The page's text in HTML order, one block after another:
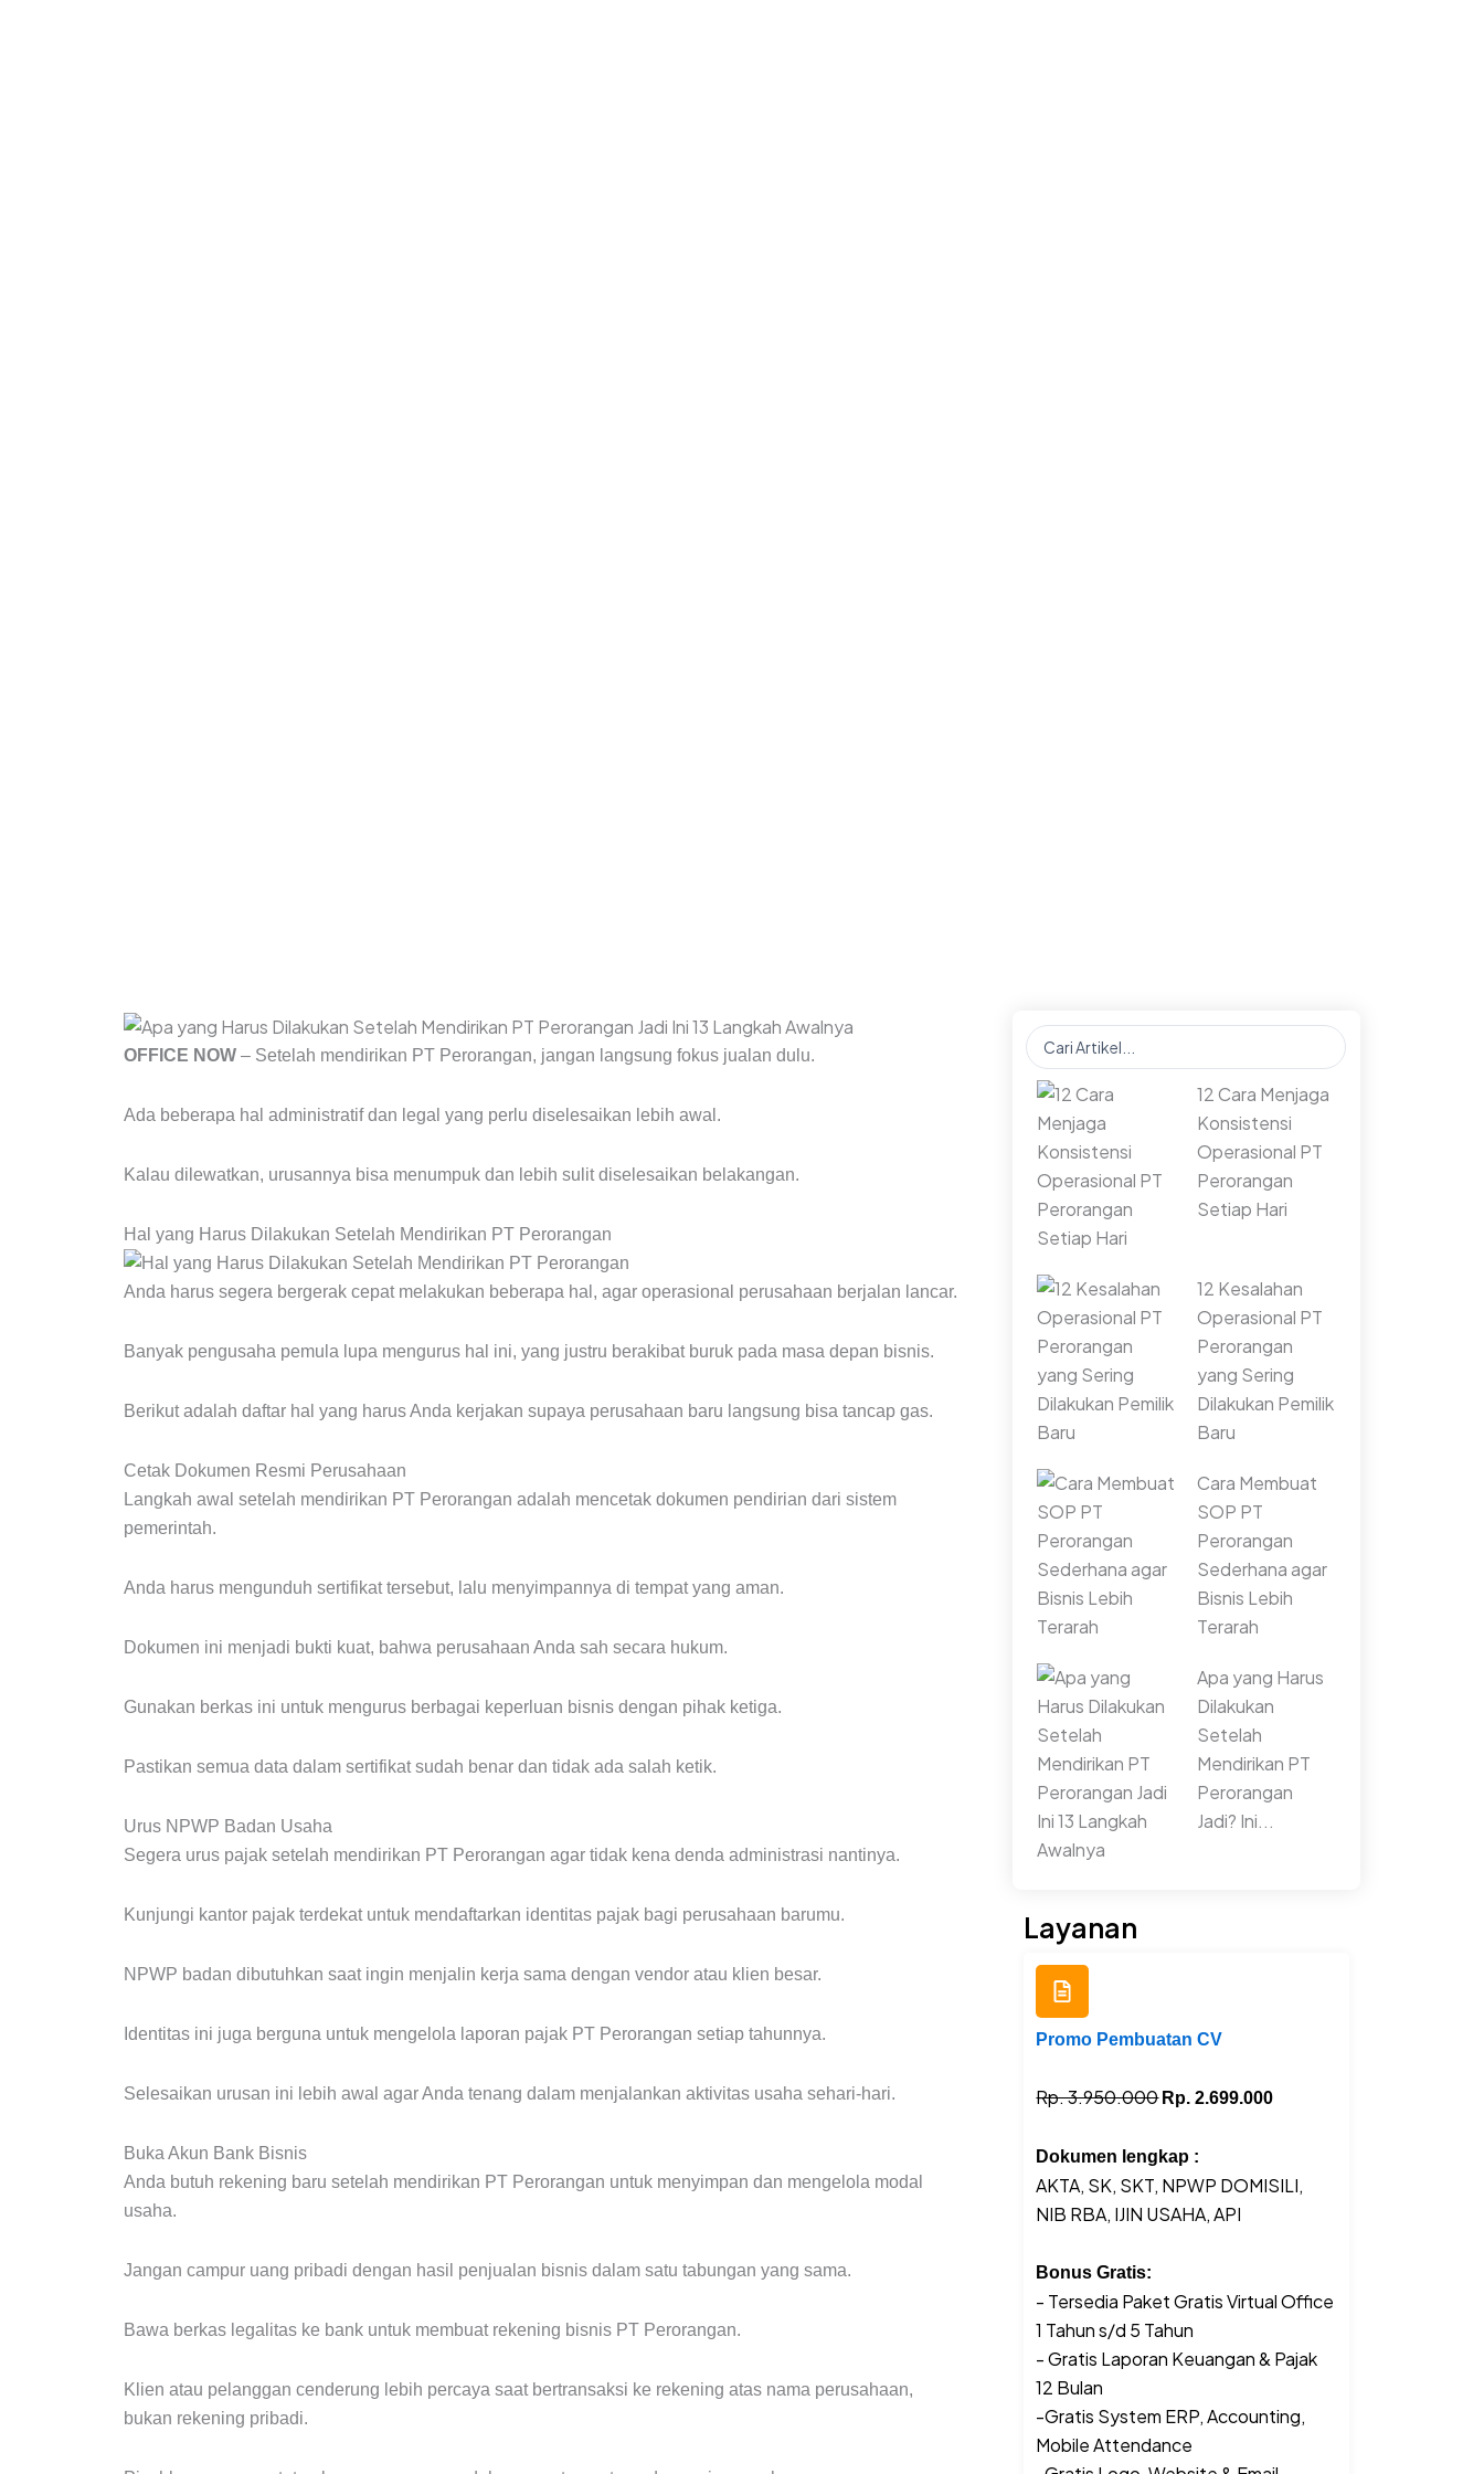
OFFICE NOW – Setelah mendirikan PT Perorangan, jangan langsung fokus jualan dulu.
Ada beberapa hal administratif dan legal yang perlu diselesaikan lebih awal.
Kalau dilewatkan, urusannya bisa menumpuk dan lebih sulit diselesaikan belakangan.
Hal yang Harus Dilakukan Setelah Mendirikan PT Perorangan
Anda harus segera bergerak cepat melakukan beberapa hal, agar operasional perusahaan berjalan lancar.
Banyak pengusaha pemula lupa mengurus hal ini, yang justru berakibat buruk pada masa depan bisnis.
Berikut adalah daftar hal yang harus Anda kerjakan supaya perusahaan baru langsung bisa tancap gas.
Cetak Dokumen Resmi Perusahaan
Langkah awal setelah mendirikan PT Perorangan adalah mencetak dokumen pendirian dari sistem
pemerintah.
Anda harus mengunduh sertifikat tersebut, lalu menyimpannya di tempat yang aman.
Dokumen ini menjadi bukti kuat, bahwa perusahaan Anda sah secara hukum.
Gunakan berkas ini untuk mengurus berbagai keperluan bisnis dengan pihak ketiga.
Pastikan semua data dalam sertifikat sudah benar dan tidak ada salah ketik.
Urus NPWP Badan Usaha
Segera urus pajak setelah mendirikan PT Perorangan agar tidak kena denda administrasi nantinya.
Kunjungi kantor pajak terdekat untuk mendaftarkan identitas pajak bagi perusahaan barumu.
NPWP badan dibutuhkan saat ingin menjalin kerja sama dengan vendor atau klien besar.
Identitas ini juga berguna untuk mengelola laporan pajak PT Perorangan setiap tahunnya.
Selesaikan urusan ini lebih awal agar Anda tenang dalam menjalankan aktivitas usaha sehari-hari.
Buka Akun Bank Bisnis
Anda butuh rekening baru setelah mendirikan PT Perorangan untuk menyimpan dan mengelola modal
usaha.
Jangan campur uang pribadi dengan hasil penjualan bisnis dalam satu tabungan yang sama.
Bawa berkas legalitas ke bank untuk membuat rekening bisnis PT Perorangan.
Klien atau pelanggan cenderung lebih percaya saat bertransaksi ke rekening atas nama perusahaan,
bukan rekening pribadi.
Search
...
12 Cara Menjaga
Konsistensi
Operasional PT
Perorangan
Setiap Hari
12 Kesalahan
Operasional PT
Perorangan
yang Sering
Dilakukan Pemilik
Baru
Cara Membuat
SOP PT
Perorangan
Sederhana agar
Bisnis Lebih
Terarah
Apa yang Harus
Dilakukan
Setelah
Mendirikan PT
Perorangan
Jadi? Ini...
Layanan
Promo Pembuatan CV
Rp. 3.950.000 Rp. 2.699.000
Dokumen lengkap :
AKTA, SK, SKT, NPWP DOMISILI,
NIB RBA, IJIN USAHA, API
Bonus Gratis:
- Tersedia Paket Gratis Virtual Office
1 Tahun s/d 5 Tahun
- Gratis Laporan Keuangan & Pajak
12 Bulan
-Gratis System ERP, Accounting,
Mobile Attendance